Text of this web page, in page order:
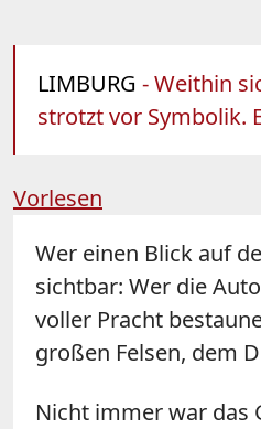
LIMBURG - Weithin
strotzt vor Symbolik.
Vorlesen
Wer einen Blick auf
sichtbar: Wer die
voller Pracht
großen Felsen, dem
Nicht immer war das